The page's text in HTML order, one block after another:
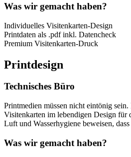
Was wir gemacht haben?
Individuelles Visitenkarten-Design
Printdaten als .pdf inkl. Datencheck
Premium Visitenkarten-Druck
Printdesign
Technisches Büro
Printmedien müssen nicht eintönig
Visitenkarten im lebendigen Design für
Luft und Wasserhygiene beweisen, dass
Was wir gemacht haben?